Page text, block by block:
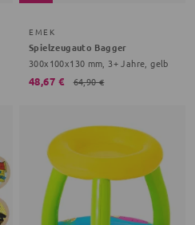
EMEK
Spielzeugauto Bagger
300x100x130 mm, 3+ Jahre, gelb
48,67 € 64,90 €